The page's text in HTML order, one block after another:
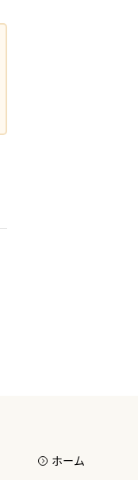
ホーム